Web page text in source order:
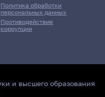
Политика обработки
персональных данных
Противодействие
коррупции
и высшего образования